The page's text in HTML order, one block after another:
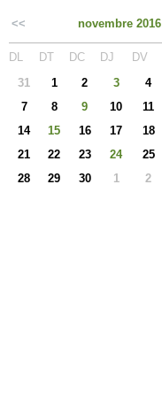
<< novembre 2016
DL DT DC DJ DV
31
1 2 3 4
7
8 9 10 11
14
15 16 17 18
21
22 23 24 25
28
29 30 1 2